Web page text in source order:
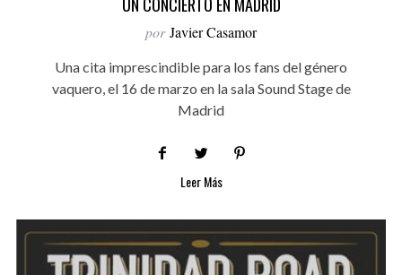
por Javier Casamor
Una cita imprescindible para los fans del género
vaquero, el 16 de marzo en la sala Sound Stage de
Madrid
Leer Más